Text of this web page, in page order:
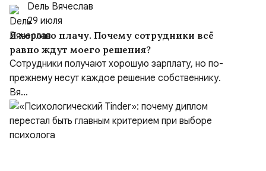
Dель Вячеслав
29 июля
Я хорошо плачу. Почему сотрудники всё
равно ждут моего решения?
Сотрудники получают хорошую зарплату, но по-
прежнему несут каждое решение собственнику.
Вя...